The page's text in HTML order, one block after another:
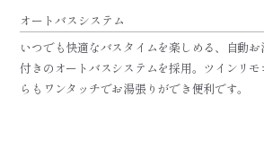
オートバスシステム
いつでも快適なバスタイムを楽しめる、自動
付きのオートバスシステムを採用。ツインリ
らもワンタッチでお湯張りができ便利です。